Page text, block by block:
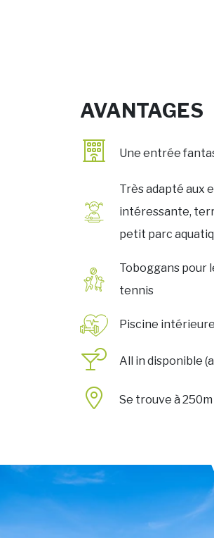
AVANTAGES
Une entrée
Très adapté aux
intéressante,
petit parc
Toboggans pour
tennis
Piscine
All in disponible
Se trouve à